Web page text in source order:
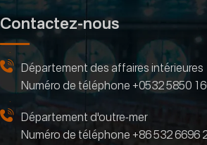
Contactez-nous
Département des affaires intérieures
Numéro de téléphone +0532 5850
Département d'outre-mer
Numéro de téléphone +86 532 6696